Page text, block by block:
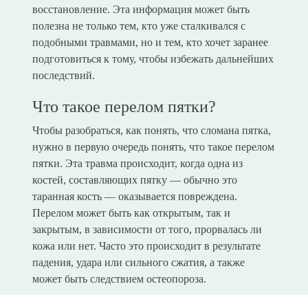
восстановление. Эта информация может быть
полезна не только тем, кто уже сталкивался с
подобными травмами, но и тем, кто хочет заранее
подготовиться к тому, чтобы избежать дальнейших
последствий.
Что такое перелом пятки?
Чтобы разобраться, как понять, что сломана пятка,
нужно в первую очередь понять, что такое перелом
пятки. Эта травма происходит, когда одна из
костей, составляющих пятку — обычно это
таранная кость — оказывается повреждена.
Перелом может быть как открытым, так и
закрытым, в зависимости от того, прорвалась ли
кожа или нет. Часто это происходит в результате
падения, удара или сильного сжатия, а также
может быть следствием остеопороза.